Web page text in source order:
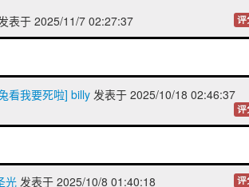
表于 2025/11/7 02:27:37 评
看我要死啦] billy 发表于 2025/10/18 02:46:37
评
光 发表于 2025/10/8 01:40:18 评